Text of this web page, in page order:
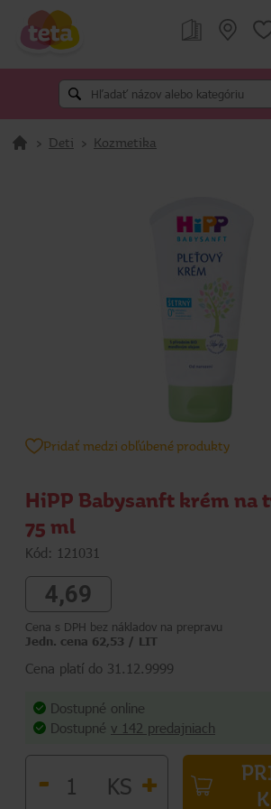
> Deti > Kozmetika
Pridať medzi obľúbené produkty
HiPP Babysanft krém na
75 ml
Kód: 121031
4,69
Cena s DPH bez nákladov na prepravu
Jedn. cena 62,53 / LIT
Cena platí do 31.12.9999
Dostupné online
Dostupné v 142 predajniach
- KS +